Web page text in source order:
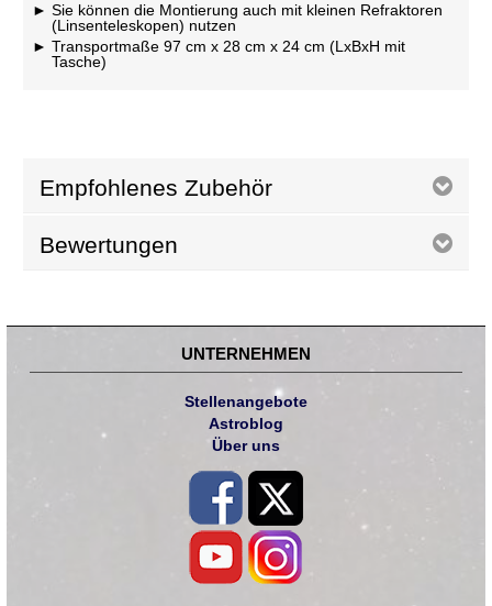
Sie können die Montierung auch mit kleinen Refraktoren
(Linsenteleskopen) nutzen
Transportmaße 97 cm x 28 cm x 24 cm (LxBxH mit
Tasche)
Empfohlenes Zubehör
Bewertungen
UNTERNEHMEN
Stellenangebote
Astroblog
Über uns